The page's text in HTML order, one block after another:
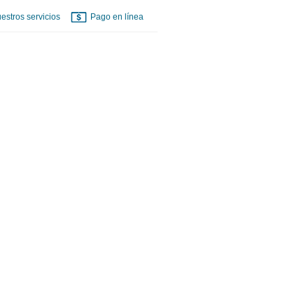
servicios Pago en línea